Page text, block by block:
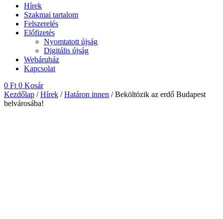
Hírek
Szakmai tartalom
Felszerelés
Előfizetés
Nyomtatott újság
Digitális újság
Webáruház
Kapcsolat
0 Ft 0 Kosár
Kezdőlap /Hírek /Határon innen / Beköltözik az erdő Budapest
belvárosába!